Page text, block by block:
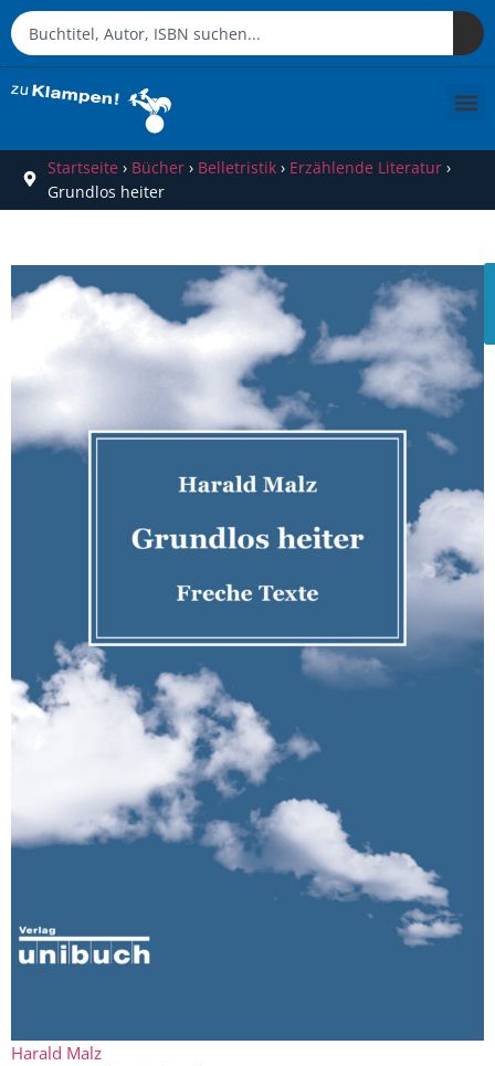
Startseite › Bücher› Belletristik› Erzählende Literatur›
Grundlos heiter
Harald Malz